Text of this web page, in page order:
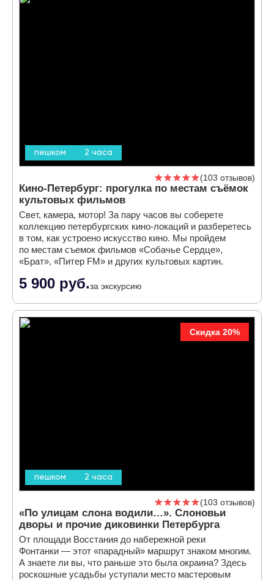
пешком 2 часа
103 отзывов
Кино-Петербург: прогулка по местам съёмок
культовых фильмов
Свет, камера, мотор! За пару часов вы соберете
коллекцию петербургских кино-локаций и разберетесь
в том, как устроено искусство кино. Мы пройдем
по местам съемок фильмов «Собачье Сердце»,
«Брат», «Питер FM» и других культовых картин.
5 900 руб.за экскурсию
пешком 2 часа
Скидка 20%
103 отзывов
«По улицам слона водили…». Слоновьи
дворы и прочие диковинки Петербурга
От площади Восстания до набережной реки
Фонтанки — этот «парадный» маршрут знаком многим.
А знаете ли вы, что раньше это была окраина? Здесь
роскошные усадьбы уступали место мастеровым